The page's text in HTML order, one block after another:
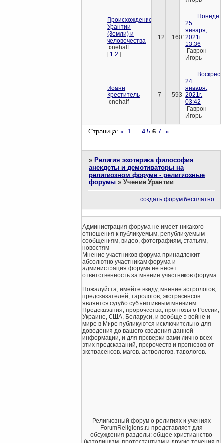
Происхождение
Урантии
(Земли) и
человечества
onehalf
[ 1 2 ]
12 1601
25
января,
2021г.
13:36
Гаврон
Игорь
Иоанн
Креститель
onehalf
7 593
24
января,
2021г.
03:42
Гаврон
Игорь
Страница:« 1 … 4 5 6 7 »
»Религия эзотерика философия
анекдоты и демотиваторы на
религиозном форуме - религиозные
форумы »Учение Урантии
создать форум бесплатно
Администрация форума не имеет никакого
отношения к публикуемым, републикуемым
сообщениям, видео, фотографиям, статьям,
новостям.
Мнение участников форума принадлежит
абсолютно участникам форума и
администрация форума не несет
ответственность за мнение участников форума.
Пожалуйста, имейте ввиду, мнение астрологов,
предсказателей, тарологов, экстрасенсов
является сугубо субъективным мнением.
Предсказания, пророчества, прогнозы о России,
Украине, США, Беларуси, и вообще о войне и
мире в Мире публикуются исключительно для
доведения до вашего сведения данной
информации, и для проверки вами лично всех
этих предсказаний, пророчеств и прогнозов от
экстрасенсов, магов, астрологов, тарологов.
Религиозный форум о религиях и учениях
ForumReligions.ru представляет для
обсуждения разделы: общее христианство
(католицизм, протестантизм и другие течения в